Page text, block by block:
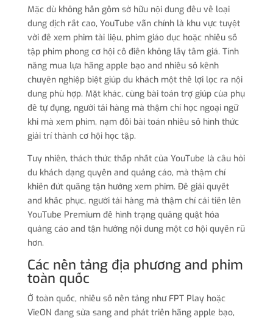
Mặc dù không hẳn gồm sở hữu nội dung đều về loại
dung dịch rất cao, YouTube vẫn chính là khu vực tuyệt
vời để xem phim tài liệu, phim giáo dục hoặc nhiều số
tập phim phong cơ hội cổ điển không lấy tầm giá. Tính
năng mua lựa hãng apple bạo and nhiều số kênh
chuyên nghiệp biệt giúp du khách một thể lợi lọc ra nội
dung phù hợp. Mặt khác, cùng bài toán trợ giúp của phụ
đề tự đụng, người tải hàng mà thậm chí học ngoại ngữ
khi mà xem phim, nạm đổi bài toán nhiều số hình thức
giải trí thành cơ hội học tập.
Tuy nhiên, thách thức thấp nhất của YouTube là câu hỏi
du khách dạng quyền and quảng cáo, mà thậm chí
khiến đứt quãng tận hưởng xem phim. Để giải quyết
and khắc phục, người tải hàng mà thậm chí cải tiến lên
YouTube Premium để hình trạng quăng quật hóa
quảng cáo and tận hưởng nội dung một cơ hội quyến rũ
hơn.
Các nền tảng địa phương and phim
toàn quốc
Ở toàn quốc, nhiều số nền tảng như FPT Play hoặc
VieON đang sửa sang and phát triển hãng apple bạo,